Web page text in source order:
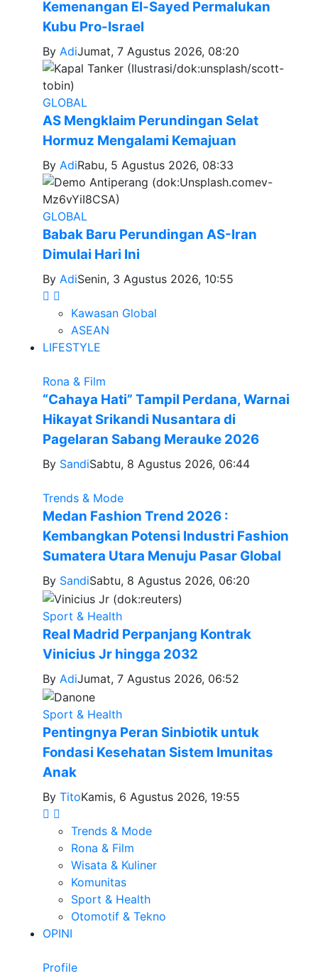
Kemenangan El-Sayed Permalukan
Kubu Pro-Israel
By AdiJumat, 7 Agustus 2026, 08:20
GLOBAL
AS Mengklaim Perundingan Selat
Hormuz Mengalami Kemajuan
By AdiRabu, 5 Agustus 2026, 08:33
GLOBAL
Babak Baru Perundingan AS-Iran
Dimulai Hari Ini
By AdiSenin, 3 Agustus 2026, 10:55
Kawasan Global
ASEAN
LIFESTYLE
Rona & Film
“Cahaya Hati” Tampil Perdana, Warnai
Hikayat Srikandi Nusantara di
Pagelaran Sabang Merauke 2026
By SandiSabtu, 8 Agustus 2026, 06:44
Trends & Mode
Medan Fashion Trend 2026 :
Kembangkan Potensi Industri Fashion
Sumatera Utara Menuju Pasar Global
By SandiSabtu, 8 Agustus 2026, 06:20
Sport & Health
Real Madrid Perpanjang Kontrak
Vinicius Jr hingga 2032
By AdiJumat, 7 Agustus 2026, 06:52
Sport & Health
Pentingnya Peran Sinbiotik untuk
Fondasi Kesehatan Sistem Imunitas
Anak
By TitoKamis, 6 Agustus 2026, 19:55
Trends & Mode
Rona & Film
Wisata & Kuliner
Komunitas
Sport & Health
Otomotif & Tekno
OPINI
Profile